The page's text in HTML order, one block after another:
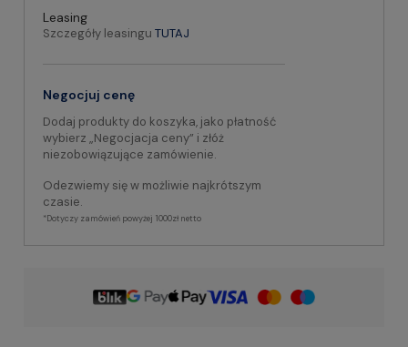
Leasing
Szczegóły leasingu TUTAJ
Negocjuj cenę
Dodaj produkty do koszyka, jako płatność
wybierz „Negocjacja ceny” i złóż
niezobowiązujące zamówienie.
Odezwiemy się w możliwie najkrótszym
czasie.
*Dotyczy zamówień powyżej 1000zł netto